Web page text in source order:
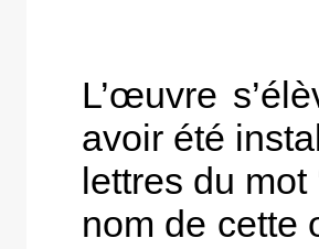
L’œuvre
avoir été
lettres du mot
nom de cette